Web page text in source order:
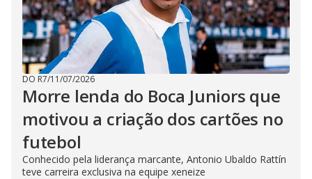
DO R7/11/07/2026
Morre lenda do Boca Juniors que
motivou a criação dos cartões no
futebol
Conhecido pela liderança marcante, Antonio Ubaldo Rattín
teve carreira exclusiva na equipe xeneize